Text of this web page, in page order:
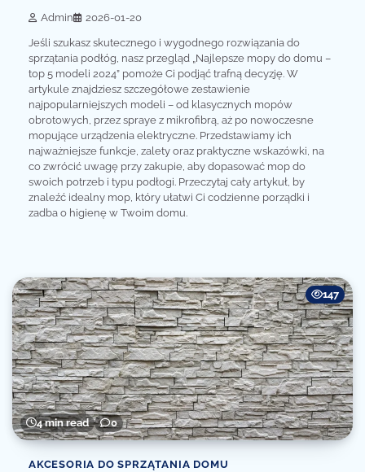
Admin 2026-01-20
Jeśli szukasz skutecznego i wygodnego rozwiązania do
sprzątania podłóg, nasz przegląd „Najlepsze mopy do domu –
top 5 modeli 2024” pomoże Ci podjąć trafną decyzję. W
artykule znajdziesz szczegółowe zestawienie
najpopularniejszych modeli – od klasycznych mopów
obrotowych, przez spraye z mikrofibrą, aż po nowoczesne
mopujące urządzenia elektryczne. Przedstawiamy ich
najważniejsze funkcje, zalety oraz praktyczne wskazówki, na
co zwrócić uwagę przy zakupie, aby dopasować mop do
swoich potrzeb i typu podłogi. Przeczytaj cały artykuł, by
znaleźć idealny mop, który ułatwi Ci codzienne porządki i
zadba o higienę w Twoim domu.
4 min read 0
147
AKCESORIA DO SPRZĄTANIA DOMU